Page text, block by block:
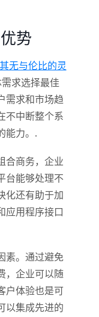
势
无与伦比的灵
求选择最佳
需求和市场趋
不中断整个系
能力。.
合商务，企业
台能够处理不
化还有助于加
应用程序接口
素。通过避免
，企业可以随
户体验也是可
以集成先进的